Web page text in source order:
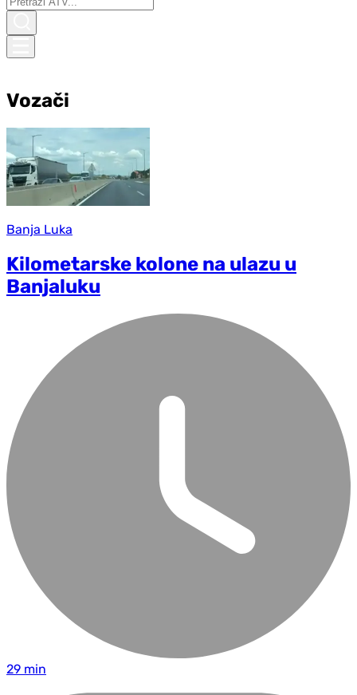
Vozači
Banja Luka
Kilometarske kolone na ulazu u
Banjaluku
29 min